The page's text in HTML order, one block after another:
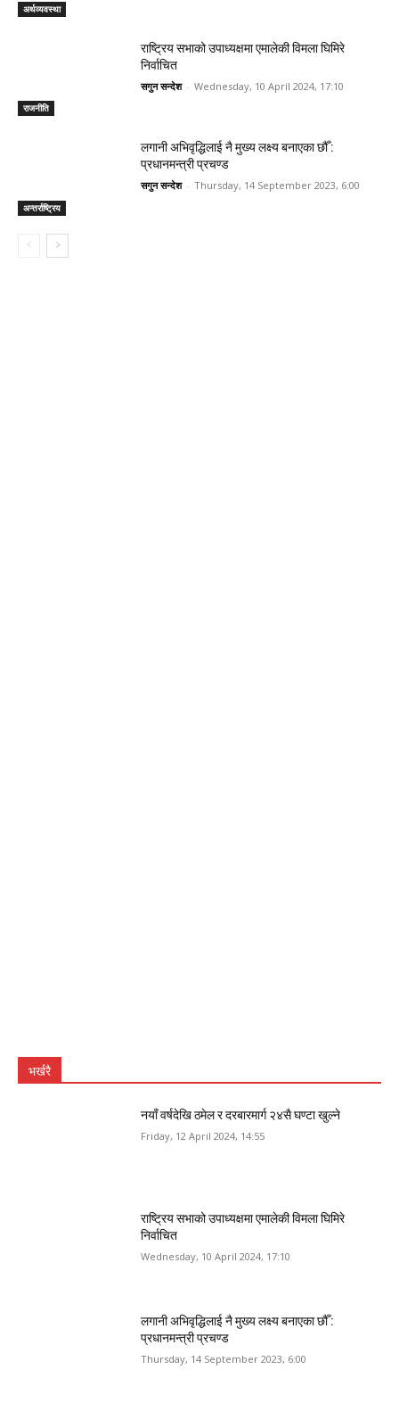
अर्थव्यवस्था
राजनीति
राष्ट्रिय सभाको उपाध्यक्षमा एमालेकी विमला घिमिरे
निर्वाचित
सगुन सन्देश - Wednesday, 10 April 2024, 17:10
अन्तर्राष्ट्रिय
लगानी अभिवृद्धिलाई नै मुख्य लक्ष्य बनाएका छौँ :
प्रधानमन्त्री प्रचण्ड
सगुन सन्देश - Thursday, 14 September 2023, 6:00
भर्खरै
नयाँ वर्षदेखि ठमेल र दरबारमार्ग २४सै घण्टा खुल्ने
Friday, 12 April 2024, 14:55
राष्ट्रिय सभाको उपाध्यक्षमा एमालेकी विमला घिमिरे
निर्वाचित
Wednesday, 10 April 2024, 17:10
लगानी अभिवृद्धिलाई नै मुख्य लक्ष्य बनाएका छौँ :
प्रधानमन्त्री प्रचण्ड
Thursday, 14 September 2023, 6:00